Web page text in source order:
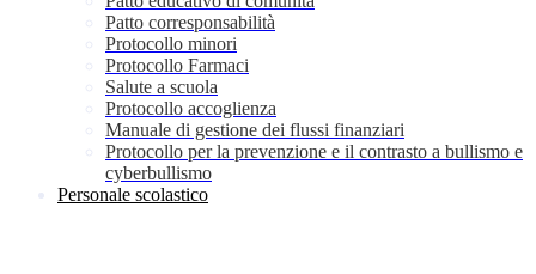
Patto corresponsabilità
Protocollo minori
Protocollo Farmaci
Salute a scuola
Protocollo accoglienza
Manuale di gestione dei flussi finanziari
Protocollo per la prevenzione e il contrasto a bullismo e
cyberbullismo
Personale scolastico